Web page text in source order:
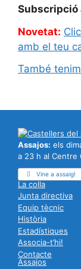
Subscripció
Novetat:
amb el teu
També
Assajos: els
a 23 h al Centre
Vine a assaig!
La colla
Junta directiva
Equip tècnic
Història
Estadístiques
Associa-t’hi!
Contacte
Assajos